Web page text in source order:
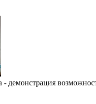
демонстрация